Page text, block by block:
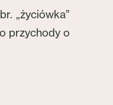
„życiówka”
przychody o